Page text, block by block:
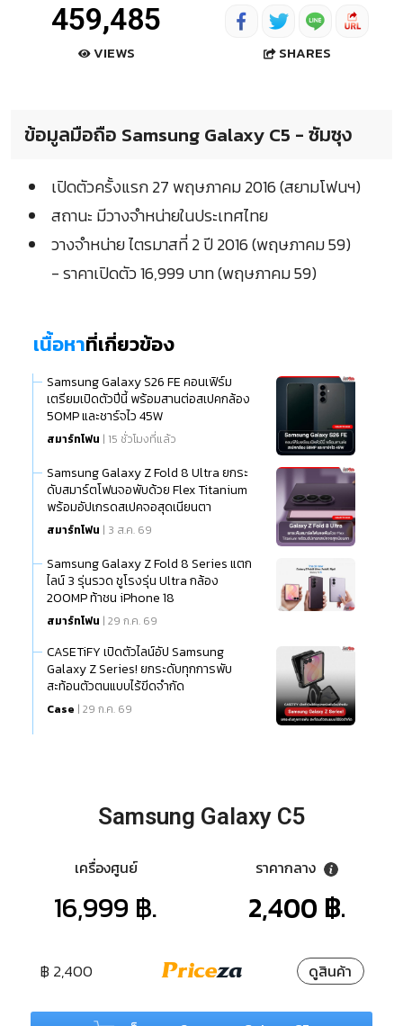
459,485
VIEWS SHARES
ข้อมูลมือถือ Samsung Galaxy C5 - ซัมซุง
เปิดตัวครั้งแรก 27 พฤษภาคม 2016 (สยามโฟนฯ)
สถานะ มีวางจำหน่ายในประเทศไทย
วางจำหน่าย ไตรมาสที่ 2 ปี 2016 (พฤษภาคม 59)
- ราคาเปิดตัว 16,999 บาท (พฤษภาคม 59)
เนื้อหาที่เกี่ยวข้อง
Samsung Galaxy S26 FE คอนเฟิร์ม
เตรียมเปิดตัวปีนี้ พร้อมสานต่อสเปคกล้อง
50MP และชาร์จไว 45W
สมาร์ทโฟน | 15 ชั่วโมงที่แล้ว
Samsung Galaxy Z Fold 8 Ultra ยกระ
ดับสมาร์ตโฟนจอพับด้วย Flex Titanium
พร้อมอัปเกรดสเปคจอสุดเนียนตา
สมาร์ทโฟน | 3 ส.ค. 69
Samsung Galaxy Z Fold 8 Series แตก
ไลน์ 3 รุ่นรวด ชูโรงรุ่น Ultra กล้อง
200MP ท้าชน iPhone 18
สมาร์ทโฟน | 29 ก.ค. 69
CASETiFY เปิดตัวไลน์อัป Samsung
Galaxy Z Series! ยกระดับทุกการพับ
สะท้อนตัวตนแบบไร้ขีดจำกัด
Case | 29 ก.ค. 69
Samsung Galaxy C5
เครื่องศูนย์
16,999 ฿.
ราคากลาง
2,400 ฿.
฿ 2,400 ดูสินค้า